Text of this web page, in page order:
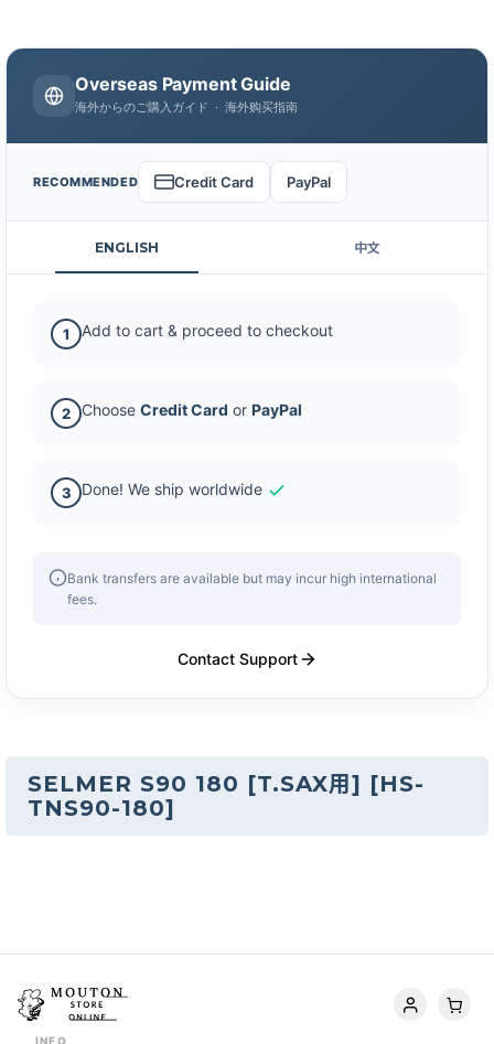
SELMER S90 180 [T.SAX用] [HS-
TNS90-180]
Overseas Payment Guide
海外からのご購入ガイド · 海外购买指南
RECOMMENDED Credit Card PayPal
ENGLISH 中文
1 Add to cart & proceed to checkout
2 Choose Credit Card or PayPal
3 Done! We ship worldwide
Bank transfers are available but may incur high international
fees.
Contact Support
INFO